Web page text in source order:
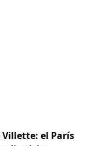
Villette: el París